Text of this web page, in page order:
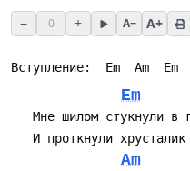
− 0 + A− A+
Вступление:  Em  Am  Em
Em
Мне шилом стукнули в
И проткнули
Am